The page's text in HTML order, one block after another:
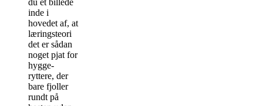
du et billede
inde i
hovedet af, at
læringsteori
det er sådan
noget pjat for
hygge-
ryttere, der
bare fjoller
rundt på